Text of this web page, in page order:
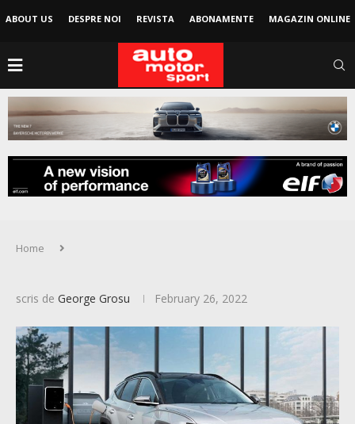
ABOUT US DESPRE NOI REVISTA ABONAMENTE MAGAZIN ONLINE
Home
scris de George Grosu February 26, 2022